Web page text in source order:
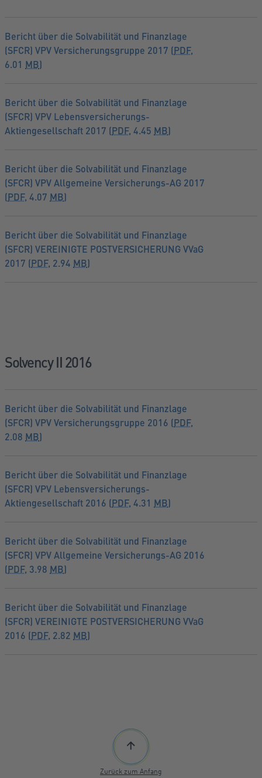
Bericht über die Solvabilität und Finanzlage
(SFCR) VPV Versicherungsgruppe 2017 (PDF,
6.01 MB)
Bericht über die Solvabilität und Finanzlage
(SFCR) VPV Lebensversicherungs-
Aktiengesellschaft 2017 (PDF, 4.45 MB)
Bericht über die Solvabilität und Finanzlage
(SFCR) VPV Allgemeine Versicherungs-AG 2017
(PDF, 4.07 MB)
Bericht über die Solvabilität und Finanzlage
(SFCR) VEREINIGTE POSTVERSICHERUNG VVaG
2017 (PDF, 2.94 MB)
Solvency II 2016
Bericht über die Solvabilität und Finanzlage
(SFCR) VPV Versicherungsgruppe 2016 (PDF,
2.08 MB)
Bericht über die Solvabilität und Finanzlage
(SFCR) VPV Lebensversicherungs-
Aktiengesellschaft 2016 (PDF, 4.31 MB)
Bericht über die Solvabilität und Finanzlage
(SFCR) VPV Allgemeine Versicherungs-AG 2016
(PDF, 3.98 MB)
Bericht über die Solvabilität und Finanzlage
(SFCR) VEREINIGTE POSTVERSICHERUNG VVaG
2016 (PDF, 2.82 MB)
Zurück zum Anfang